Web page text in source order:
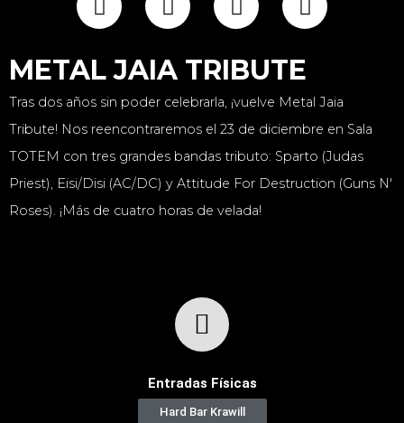
METAL JAIA TRIBUTE
Tras dos años sin poder celebrarla, ¡vuelve Metal Jaia
Tribute! Nos reencontraremos el 23 de diciembre en Sala
TOTEM con tres grandes bandas tributo: Sparto (Judas
Priest), Eisi/Disi (AC/DC) y Attitude For Destruction (Guns N'
Roses). ¡Más de cuatro horas de velada!
Entradas Físicas
Hard Bar Krawill